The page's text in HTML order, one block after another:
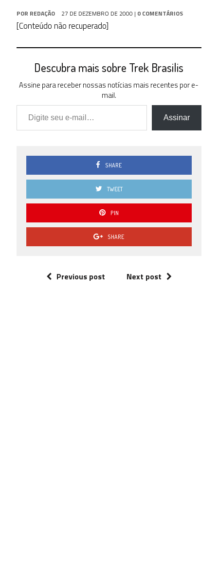
POR REDAÇÃO 27 DE DEZEMBRO DE 2000 | 0 COMENTÁRIOS
[Conteúdo não recuperado]
Descubra mais sobre Trek Brasilis
Assine para receber nossas notícias mais recentes por e-
mail.
Digite seu e-mail…
Assinar
SHARE
TWEET
PIN
SHARE
Previous post Next post